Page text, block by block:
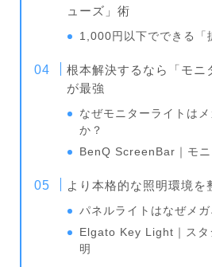
ューズ」術
1,000円以下でできる「
根本解決するなら「モニ
が最強
なぜモニターライトは
か？
BenQ ScreenBar｜モ
より本格的な照明環境を
パネルライトはなぜメ
Elgato Key Light｜スタ
明